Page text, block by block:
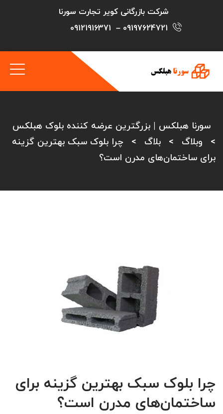
شرکت بازرگانی کویر تجارت سورنا
09197624721
–
09121916371
سورنا هبلکس | بزرگترین عرضه کننده بلوک هبلکس
>
وبلاگ > بلاگ >
چرا بلوک سبک بهترین گزینه
برای ساختمان‌های مدرن است؟
چرا بلوک سبک بهترین گزینه برای
ساختمان‌های مدرن است؟